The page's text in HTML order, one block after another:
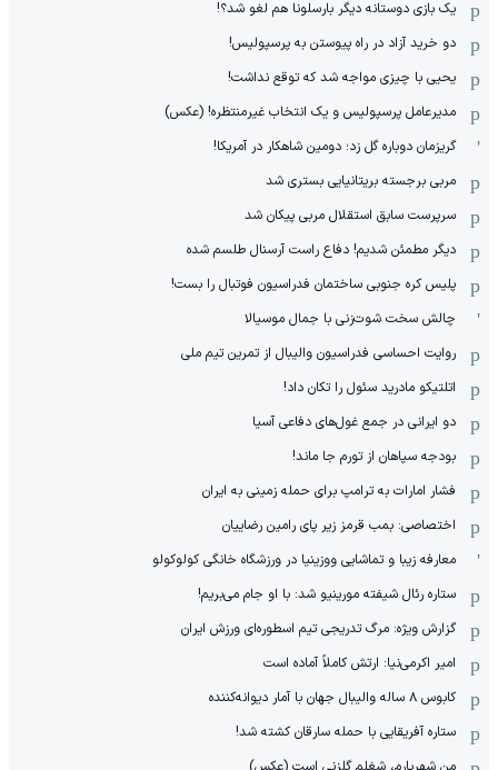
یک بازی دوستانه دیگر بارسلونا هم لغو شد؟!
دو خرید آزاد در راه پیوستن به پرسپولیس!
یحیی با چیزی مواجه شد که توقع نداشت!
مدیرعامل پرسپولیس و یک انتخاب غیرمنتظره! (عکس)
گریزمان دوباره گل زد؛ دومین شاهکار در آمریکا!
مربی برجسته بریتانیایی بستری شد
سرپرست سابق استقلال مربی پیکان شد
دیگر مطمئن شدیم! دفاع راست آرسنال طلسم شده
پلیس کره ‌جنوبی ساختمان فدراسیون فوتبال را بست!
چالش سخت شوت‌زنی با جمال موسیالا
روایت احساسی فدراسیون والیبال از تمرین تیم ملی
اتلتیکو مادرید سئول را تکان داد!
دو ایرانی در جمع غول‌های دفاعی آسیا
بودجه سپاهان از تورم جا ماند!
فشار امارات به ترامپ برای حمله زمینی به ایران
اختصاصی: بمب قرمز زیر پای رامین رضاییان
معارفه زیبا و تماشایی ووزینیا در ورزشگاه خانگی کولوکولو
ستاره رئال شیفته مورینیو شد: با او جام می‌بریم!
گزارش ویژه: مرگ تدریجی تیم اسطوره‌ای ورزش ایران
امیر اکرمی‌نیا: ارتش کاملاً آماده است
کابوس ۸ ساله والیبال جهان با آمار دیوانه‌کننده
ستاره آفریقایی با حمله سارقان کشته شد!